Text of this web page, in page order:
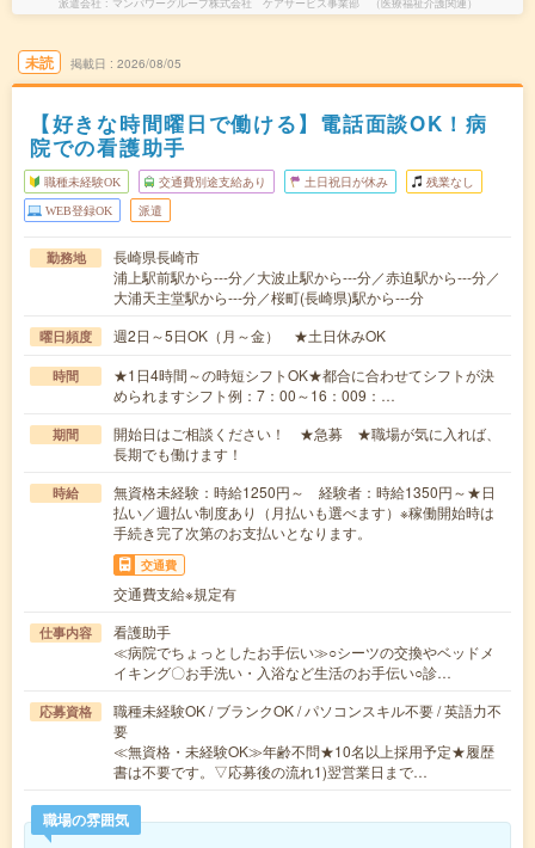
未読 掲載日 2026/08/05
【好きな時間曜日で働ける】電話面談OK！病
院での看護助手
職種未経験OK 交通費別途支給あり 土日祝日が休み 残業なし
WEB登録OK 派遣
勤務地
長崎県長崎市
浦上駅前駅から---分／大波止駅から---分／赤迫駅から---分／
大浦天主堂駅から---分／桜町(長崎県)駅から---分
曜日頻度 週2日～5日OK（月～金） ★土日休みOK
時間
★1日4時間～の時短シフトOK★都合に合わせてシフトが決
められますシフト例：7：00～16：009：…
期間
開始日はご相談ください！ ★急募 ★職場が気に入れば、
長期でも働けます！
時給
無資格未経験：時給1250円～ 経験者：時給1350円～★日
払い／週払い制度あり（月払いも選べます）※稼働開始時は
手続き完了次第のお支払いとなります。
交通費
交通費支給※規定有
仕事内容
看護助手
≪病院でちょっとしたお手伝い≫○シーツの交換やベッドメ
イキング〇お手洗い・入浴など生活のお手伝い○診…
応募資格
職種未経験OK / ブランクOK / パソコンスキル不要 / 英語力不
要
≪無資格・未経験OK≫年齢不問★10名以上採用予定★履歴
書は不要です。▽応募後の流れ1)翌営業日まで…
職場の雰囲気